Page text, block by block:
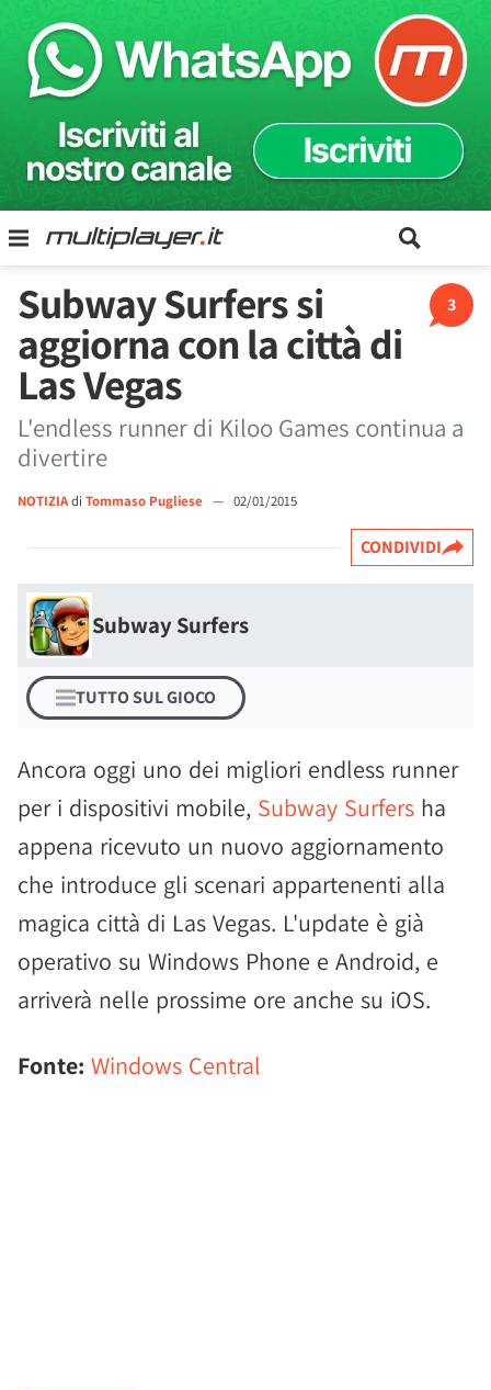
3
Subway Surfers si
aggiorna con la città di
Las Vegas
L'endless runner di Kiloo Games continua a
divertire
NOTIZIAdi Tommaso Pugliese — 02/01/2015
CONDIVIDI
Subway Surfers
TUTTO SUL GIOCO
Ancora oggi uno dei migliori endless runner
per i dispositivi mobile, Subway Surfers ha
appena ricevuto un nuovo aggiornamento
che introduce gli scenari appartenenti alla
magica città di Las Vegas. L'update è già
operativo su Windows Phone e Android, e
arriverà nelle prossime ore anche su iOS.
Fonte: Windows Central